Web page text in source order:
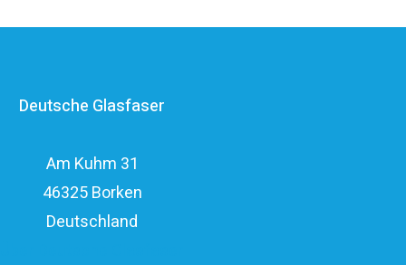
elf Milliarden Euro.
Deutsche Glasfaser
Am Kuhm 31
46325 Borken
Deutschland